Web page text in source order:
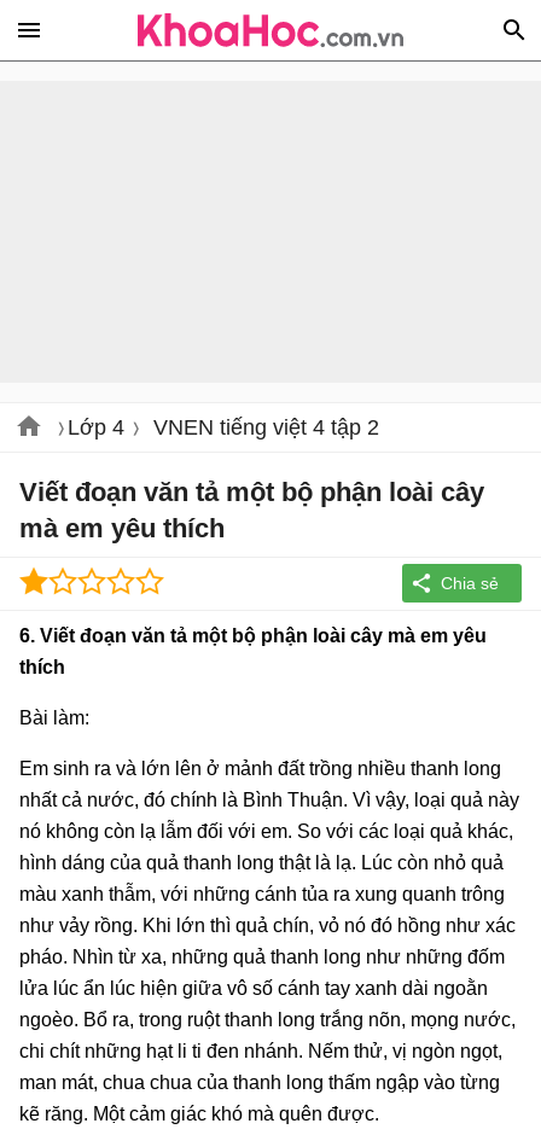
Lớp 4 VNEN tiếng việt 4 tập 2
Viết đoạn văn tả một bộ phận loài cây
mà em yêu thích
6. Viết đoạn văn tả một bộ phận loài cây mà em yêu
thích
Bài làm:
Em sinh ra và lớn lên ở mảnh đất trồng nhiều thanh long
nhất cả nước, đó chính là Bình Thuận. Vì vậy, loại quả này
nó không còn lạ lẫm đối với em. So với các loại quả khác,
hình dáng của quả thanh long thật là lạ. Lúc còn nhỏ quả
màu xanh thẫm, với những cánh tủa ra xung quanh trông
như vảy rồng. Khi lớn thì quả chín, vỏ nó đó hồng như xác
pháo. Nhìn từ xa, những quả thanh long như những đốm
lửa lúc ẩn lúc hiện giữa vô số cánh tay xanh dài ngoằn
ngoèo. Bổ ra, trong ruột thanh long trắng nõn, mọng nước,
chi chít những hạt li ti đen nhánh. Nếm thử, vị ngòn ngọt,
man mát, chua chua của thanh long thấm ngập vào từng
kẽ răng. Một cảm giác khó mà quên được.